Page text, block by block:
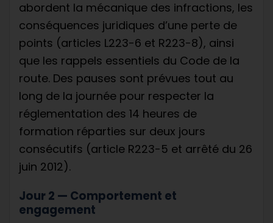
abordent la mécanique des infractions, les
conséquences juridiques d’une perte de
points (articles L223-6 et R223-8), ainsi
que les rappels essentiels du Code de la
route. Des pauses sont prévues tout au
long de la journée pour respecter la
réglementation des 14 heures de
formation réparties sur deux jours
consécutifs (article R223-5 et arrêté du 26
juin 2012).
Jour 2 — Comportement et
engagement